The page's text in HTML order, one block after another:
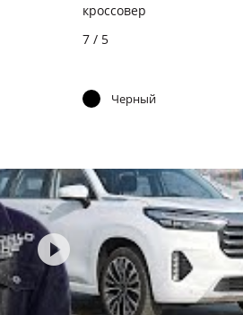
кроссовер
7 / 5
Черный